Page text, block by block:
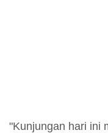
"Kunjungan hari ini